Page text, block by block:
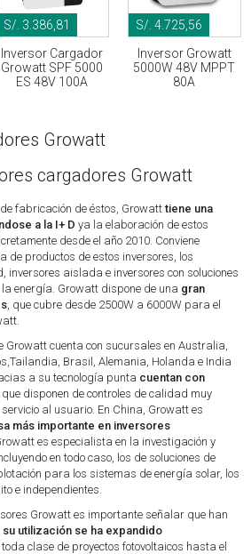
S/. 3.386,81
Inversor Cargador
Growatt SPF 5000
ES 48V 100A
S/. 4.725,56
Inversor Growatt
5000W 48V MPPT
80A
Growatt
cargadores Growatt
fabricación de éstos, Growatttiene una
a la I+ Dya la elaboración de estos
desde el año 2010. Conviene
de productos de estos inversores, los
inversores aislada e inversores con soluciones
energía. Growatt dispone de una gran
, que cubre desde 2500W a 6000W para el
cuenta con sucursales en Australia,
Brasil, Alemania, Holanda e India
a su tecnología punta cuentan con
, que disponen de controles de calidad muy
al usuario. En China, Growatt es
más importante en inversores
es especialista en la investigación y
en todo caso, los de soluciones de
para los sistemas de energía solar, los
e independientes.
Growatt es importante señalar que han
su utilización se ha expandido
toda clase de proyectos fotovoltaicos hasta el